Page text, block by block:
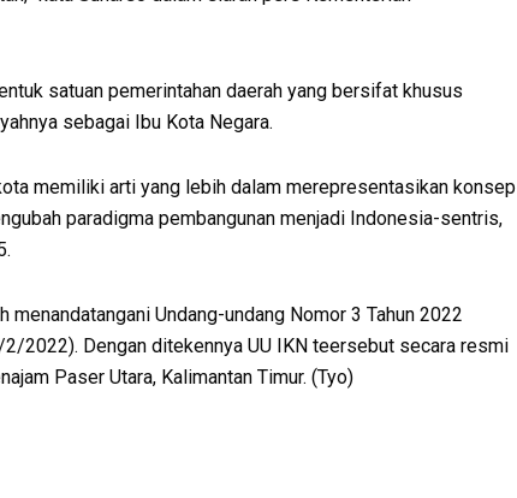
satuan pemerintahan daerah yang bersifat khusus
sebagai Ibu Kota Negara.
memiliki arti yang lebih dalam merepresentasikan konsep
paradigma pembangunan menjadi Indonesia-sentris,
Undang-undang Nomor 3 Tahun 2022
2022). Dengan ditekennya UU IKN teersebut secara resmi
Paser Utara, Kalimantan Timur. (Tyo)